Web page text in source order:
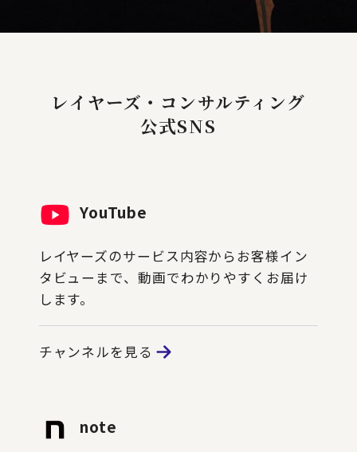
レイヤーズ・コンサルティング
公式SNS
YouTube
レイヤーズのサービス内容からお客様イン
タビューまで、動画でわかりやすくお届け
します。
チャンネルを見る
note